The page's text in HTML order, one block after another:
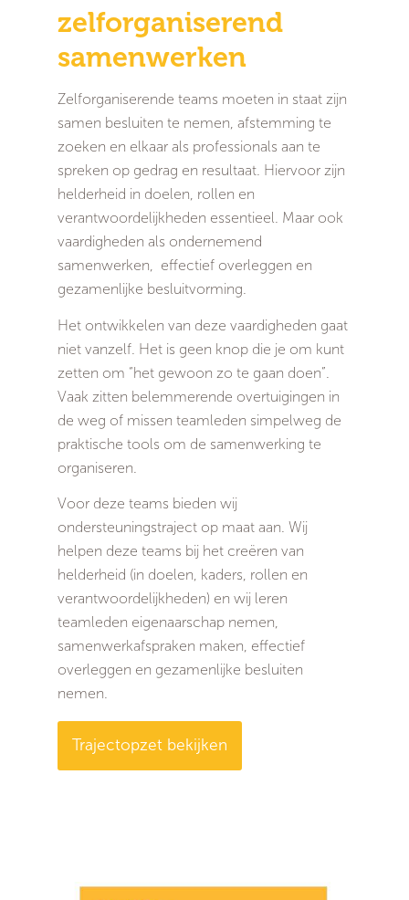
zelforganiserend
samenwerken
Zelforganiserende teams moeten in staat zijn
samen besluiten te nemen, afstemming te
zoeken en elkaar als professionals aan te
spreken op gedrag en resultaat. Hiervoor zijn
helderheid in doelen, rollen en
verantwoordelijkheden essentieel. Maar ook
vaardigheden als ondernemend
samenwerken, effectief overleggen en
gezamenlijke besluitvorming.
Het ontwikkelen van deze vaardigheden gaat
niet vanzelf. Het is geen knop die je om kunt
zetten om “het gewoon zo te gaan doen”.
Vaak zitten belemmerende overtuigingen in
de weg of missen teamleden simpelweg de
praktische tools om de samenwerking te
organiseren.
Voor deze teams bieden wij
ondersteuningstraject op maat aan. Wij
helpen deze teams bij het creëren van
helderheid (in doelen, kaders, rollen en
verantwoordelijkheden) en wij leren
teamleden eigenaarschap nemen,
samenwerkafspraken maken, effectief
overleggen en gezamenlijke besluiten
nemen.
Trajectopzet bekijken